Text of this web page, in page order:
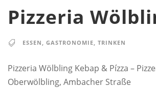
Pizzeria
ESSEN GASTRONOMIE TRINKEN
Pizzeria Wölbling Kebap & Pízza –
Oberwölbling, Ambacher Straße